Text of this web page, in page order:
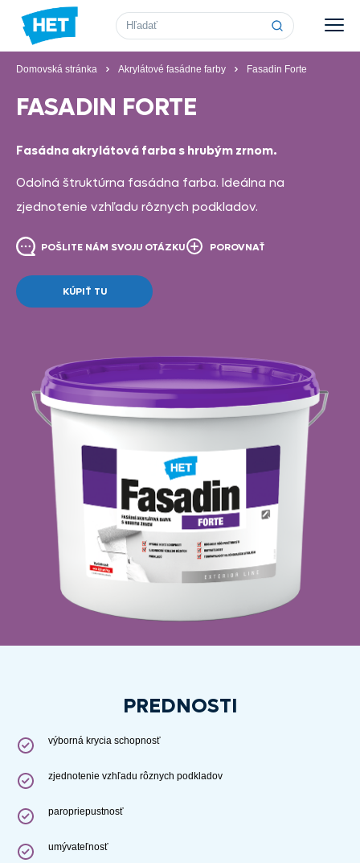
Vyhľadávanie
Domovská stránka Akrylátové fasádne farby Fasadin Forte
FASADIN FORTE
Fasádna akrylátová farba s hrubým zrnom.
Odolná štruktúrna fasádna farba. Ideálna na
zjednotenie vzhľadu rôznych podkladov.
POŠLITE NÁM SVOJU OTÁZKU POROVNAŤ
KÚPIŤ TU
PREDNOSTI
výborná krycia schopnosť
zjednotenie vzhľadu rôznych podkladov
paropriepustnosť
umývateľnosť